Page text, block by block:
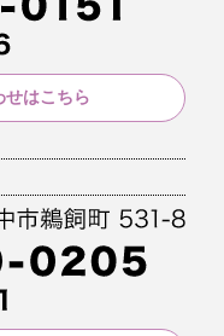
せはこちら